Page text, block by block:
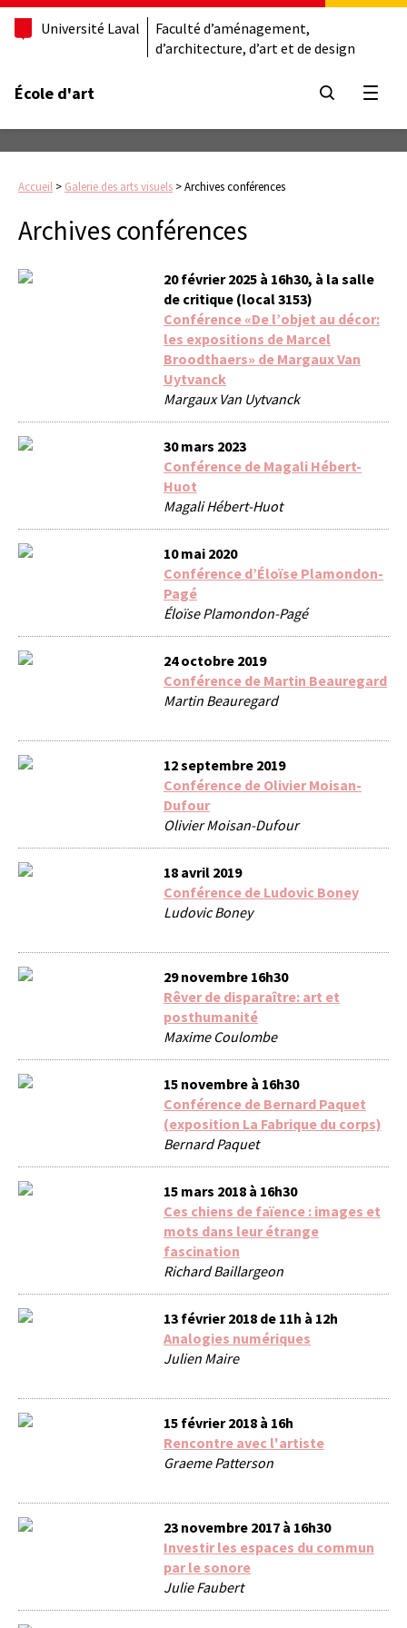
Université Laval
Faculté d’aménagement,
d’architecture, d’art et de design
École d'art
Accueil > Galerie des arts visuels >Archives conférences
Archives conférences
20 février 2025 à 16h30, à la salle
de critique (local 3153)
Conférence «De l’objet au décor:
les expositions de Marcel
Broodthaers» de Margaux Van
Uytvanck
Margaux Van Uytvanck
30 mars 2023
Conférence de Magali Hébert-
Huot
Magali Hébert-Huot
10 mai 2020
Conférence d’Éloïse Plamondon-
Pagé
Éloïse Plamondon-Pagé
24 octobre 2019
Conférence de Martin Beauregard
Martin Beauregard
12 septembre 2019
Conférence de Olivier Moisan-
Dufour
Olivier Moisan-Dufour
18 avril 2019
Conférence de Ludovic Boney
Ludovic Boney
29 novembre 16h30
Rêver de disparaître: art et
posthumanité
Maxime Coulombe
15 novembre à 16h30
Conférence de Bernard Paquet
(exposition La Fabrique du corps)
Bernard Paquet
15 mars 2018 à 16h30
Ces chiens de faïence : images et
mots dans leur étrange
fascination
Richard Baillargeon
13 février 2018 de 11h à 12h
Analogies numériques
Julien Maire
15 février 2018 à 16h
Rencontre avec l'artiste
Graeme Patterson
23 novembre 2017 à 16h30
Investir les espaces du commun
par le sonore
Julie Faubert